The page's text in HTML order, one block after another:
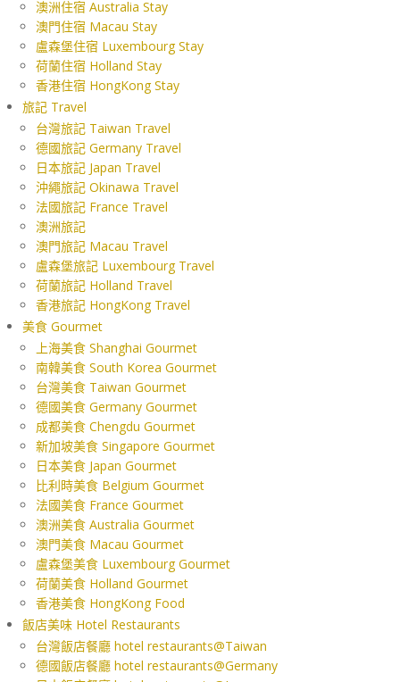
澳洲住宿 Australia Stay
澳門住宿 Macau Stay
盧森堡住宿 Luxembourg Stay
荷蘭住宿 Holland Stay
香港住宿 HongKong Stay
旅記 Travel
台灣旅記 Taiwan Travel
德國旅記 Germany Travel
日本旅記 Japan Travel
沖繩旅記 Okinawa Travel
法國旅記 France Travel
澳洲旅記
澳門旅記 Macau Travel
盧森堡旅記 Luxembourg Travel
荷蘭旅記 Holland Travel
香港旅記 HongKong Travel
美食 Gourmet
上海美食 Shanghai Gourmet
南韓美食 South Korea Gourmet
台灣美食 Taiwan Gourmet
德國美食 Germany Gourmet
成都美食 Chengdu Gourmet
新加坡美食 Singapore Gourmet
日本美食 Japan Gourmet
比利時美食 Belgium Gourmet
法國美食 France Gourmet
澳洲美食 Australia Gourmet
澳門美食 Macau Gourmet
盧森堡美食 Luxembourg Gourmet
荷蘭美食 Holland Gourmet
香港美食 HongKong Food
飯店美味 Hotel Restaurants
台灣飯店餐廳 hotel restaurants@Taiwan
德國飯店餐廳 hotel restaurants@Germany